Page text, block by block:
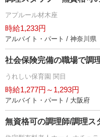
アプルール材木座
時給1,233円
アルバイト・パート / 神奈川県
社会保険完備の職場で調
うれしい保育園 関目
時給1,277円～1,293円
アルバイト・パート / 大阪府
無資格可の調理師/調理ス